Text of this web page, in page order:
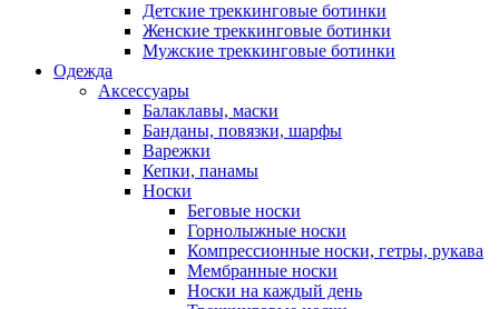
Детские треккинговые ботинки
Женские треккинговые ботинки
Мужские треккинговые ботинки
Одежда
Аксессуары
Балаклавы, маски
Банданы, повязки, шарфы
Варежки
Кепки, панамы
Носки
Беговые носки
Горнолыжные носки
Компрессионные носки, гетры, рукава
Мембранные носки
Носки на каждый день